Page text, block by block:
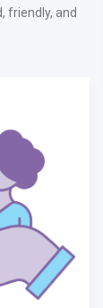
friendly, and